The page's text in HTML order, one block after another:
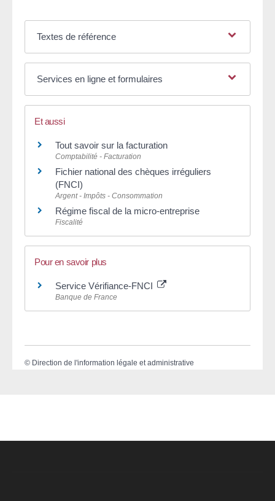
Textes de référence
Services en ligne et formulaires
Et aussi
Tout savoir sur la facturation
Comptabilité - Facturation
Fichier national des chèques irréguliers
(FNCI)
Argent - Impôts - Consommation
Régime fiscal de la micro-entreprise
Fiscalité
Pour en savoir plus
Service Vérifiance-FNCI
Banque de France
© Direction de l'information légale et administrative